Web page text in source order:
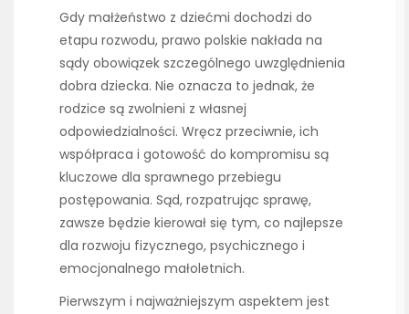
Gdy małżeństwo z dziećmi dochodzi do
etapu rozwodu, prawo polskie nakłada na
sądy obowiązek szczególnego uwzględnienia
dobra dziecka. Nie oznacza to jednak, że
rodzice są zwolnieni z własnej
odpowiedzialności. Wręcz przeciwnie, ich
współpraca i gotowość do kompromisu są
kluczowe dla sprawnego przebiegu
postępowania. Sąd, rozpatrując sprawę,
zawsze będzie kierował się tym, co najlepsze
dla rozwoju fizycznego, psychicznego i
emocjonalnego małoletnich.
Pierwszym i najważniejszym aspektem jest